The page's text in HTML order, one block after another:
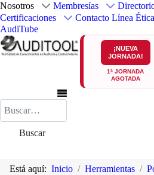
Nosotros Membresías
Certificaciones
Contacto Línea Ética
AudiTube
¡NUEVA
JORNADA!
1ª JORNADA
AGOTADA
Buscar
Buscar
Está aquí: Inicio Herramientas